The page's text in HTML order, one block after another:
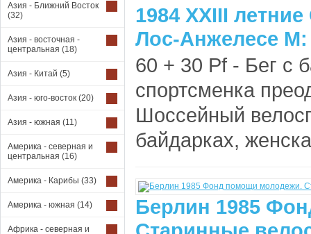
Азия - Ближний Восток
(32)
Азия - восточная -
центральная (18)
Азия - Китай (5)
Азия - юго-восток (20)
Азия - южная (11)
Америка - северная и
центральная (16)
Америка - Карибы (33)
Америка - южная (14)
Африка - северная и
1984 XXIII
Лос-Анжелесе М:
60 + 30 Pf - Бег с
спортсменка
Шоссейный
байдарках,
Берлин 1985